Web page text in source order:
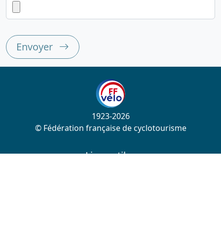
Envoyer
1923-2026
© Fédération française de cyclotourisme
Liens utiles